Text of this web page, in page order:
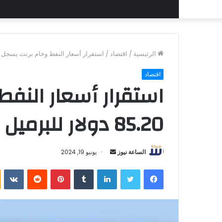
الرئيسية / اقتصاد / استقرار أسعار النفط وخام برنت يسجل 85.20 دولار للبرميل
اقتصاد
استقرار أسعار
85.20 دولار للبرميل
الساعة نيوز
أرسل
إلكترونيا
يونيو 19, 2024
فيسبوكتويتر لينكدإن بينتيريست